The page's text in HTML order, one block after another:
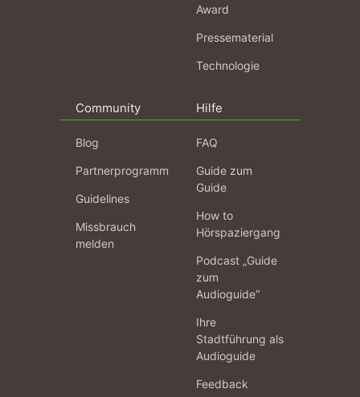
Award
Pressematerial
Technologie
Community
Blog
Partnerprogramm
Guidelines
Missbrauch
melden
Hilfe
FAQ
Guide zum
Guide
How to
Hörspaziergang
Podcast „Guide
zum
Audioguide“
Ihre
Stadtführung als
Audioguide
Feedback